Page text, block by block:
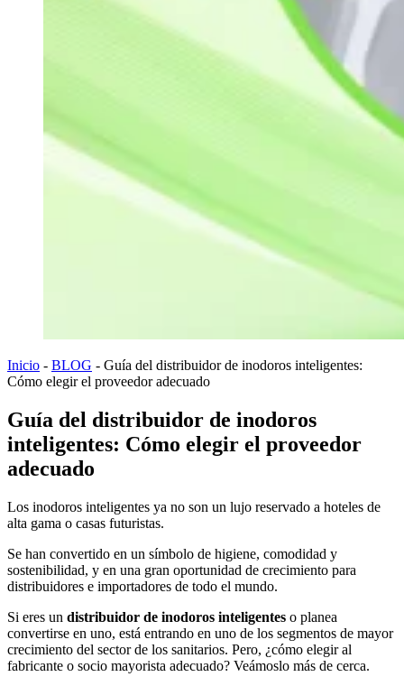
Inicio - BLOG - Guía del distribuidor de inodoros inteligentes:
Cómo elegir el proveedor adecuado
Guía del distribuidor de inodoros
inteligentes: Cómo elegir el proveedor
adecuado
Los inodoros inteligentes ya no son un lujo reservado a hoteles de
alta gama o casas futuristas.
Se han convertido en un símbolo de higiene, comodidad y
sostenibilidad, y en una gran oportunidad de crecimiento para
distribuidores e importadores de todo el mundo.
Si eres un distribuidor de inodoros inteligentes o planea
convertirse en uno, está entrando en uno de los segmentos de mayor
crecimiento del sector de los sanitarios. Pero, ¿cómo elegir al
fabricante o socio mayorista adecuado? Veámoslo más de cerca.